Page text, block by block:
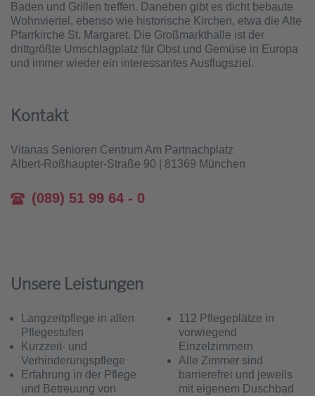
Baden und Grillen treffen. Daneben gibt es dicht bebaute
Wohnviertel, ebenso wie historische Kirchen, etwa die Alte
Pfarrkirche St. Margaret. Die Großmarkthalle ist der
drittgrößte Umschlagplatz für Obst und Gemüse in Europa
und immer wieder ein interessantes Ausflugsziel.
Kontakt
Vitanas Senioren Centrum Am Partnachplatz
Albert-Roßhaupter-Straße 90 | 81369 München
(089) 51 99 64 - 0
Unsere Leistungen
Langzeitpflege in allen
Pflegestufen
Kurzzeit- und
Verhinderungspflege
Erfahrung in der Pflege
und Betreuung von
112 Pflegeplätze in
vorwiegend
Einzelzimmern
Alle Zimmer sind
barrierefrei und jeweils
mit eigenem Duschbad